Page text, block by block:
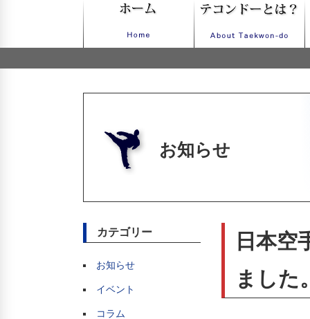
お知らせ
カテゴリー
お知らせ
イベント
コラム
日本空
ました